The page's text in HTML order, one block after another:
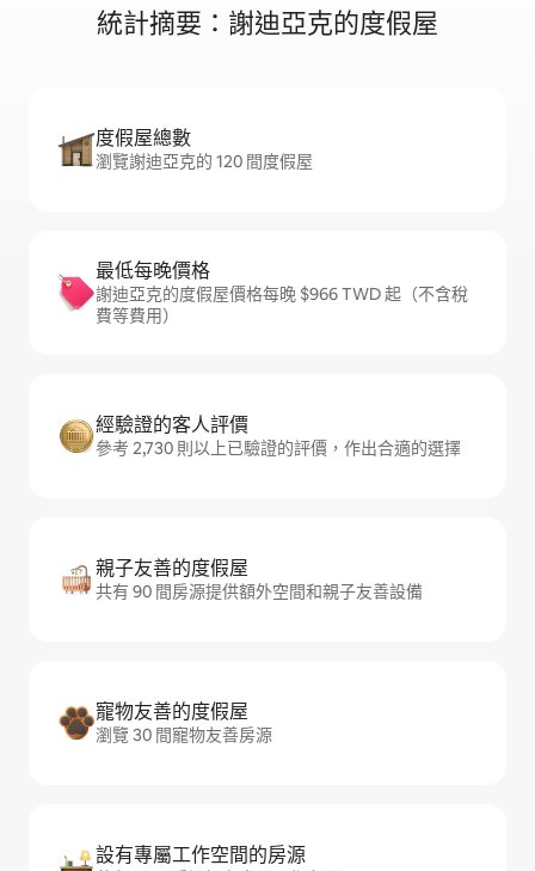
統計摘要：謝迪亞克的度假屋
度假屋總數
瀏覽謝迪亞克的 120 間度假屋
最低每晚價格
謝迪亞克的度假屋價格每晚 $966 TWD 起（不含稅
費等費用）
經驗證的客人評價
參考 2,730 則以上已驗證的評價，作出合適的選擇
親子友善的度假屋
共有 90 間房源提供額外空間和親子友善設備
寵物友善的度假屋
瀏覽 30 間寵物友善房源
設有專屬工作空間的房源